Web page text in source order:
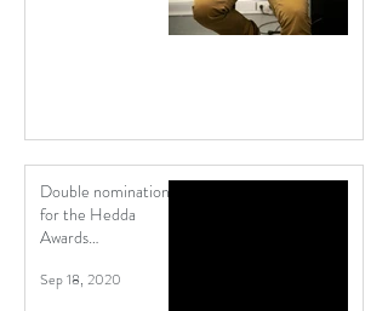
Double nomination
for the Hedda
Awards
Sep 18, 2020